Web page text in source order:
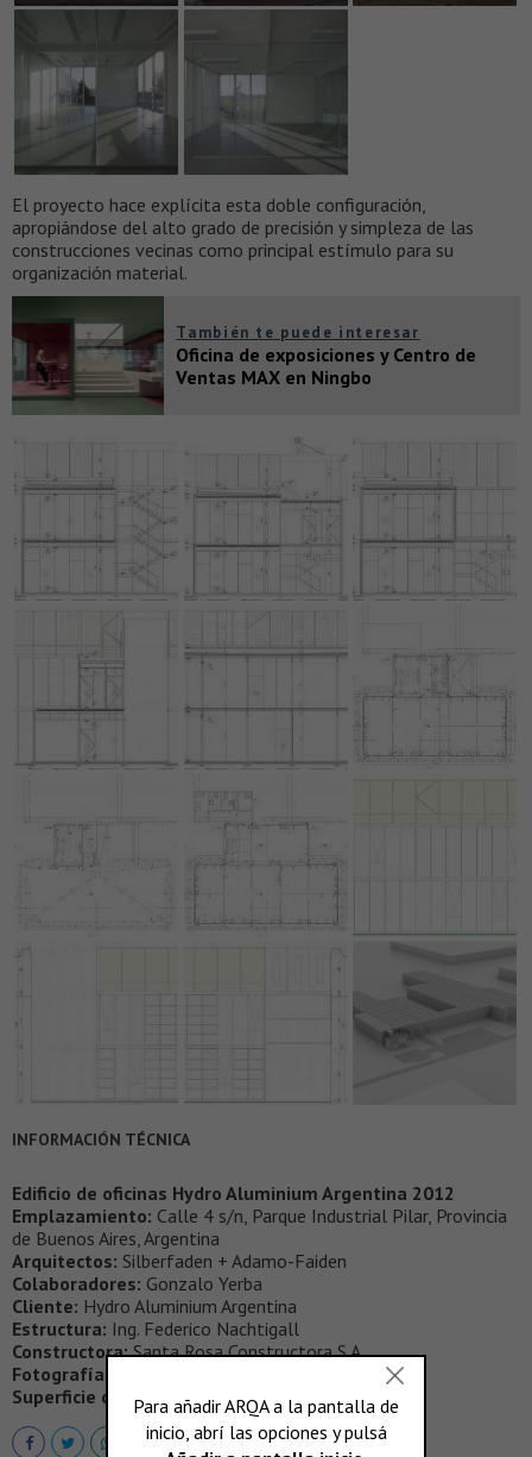
El proyecto hace explícita esta doble configuración,
apropiándose del alto grado de precisión y simpleza de las
construcciones vecinas como principal estímulo para su
organización material.
También te puede interesar
Oficina de exposiciones y Centro de
Ventas MAX en Ningbo
INFORMACIÓN TÉCNICA
Edificio de oficinas Hydro Aluminium Argentina 2012
Emplazamiento: Calle 4 s/n, Parque Industrial Pilar, Provincia
de Buenos Aires, Argentina
Arquitectos: Silberfaden + Adamo-Faiden
Colaboradores: Gonzalo Yerba
Cliente: Hydro Aluminium Argentina
Estructura: Ing. Federico Nachtigall
Constructora:Santa Rosa Constructora S.A.
Fotografías:
Superficie cub.:290 m2